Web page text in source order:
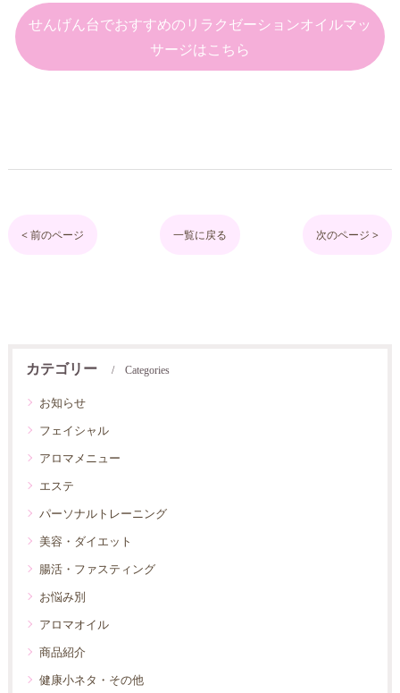
せんげん台でおすすめのリラクゼーションオイルマッ
サージはこちら
< 前のページ 一覧に戻る 次のページ >
カテゴリー Categories
お知らせ
フェイシャル
アロマメニュー
エステ
パーソナルトレーニング
美容・ダイエット
腸活・ファスティング
お悩み別
アロマオイル
商品紹介
健康小ネタ・その他